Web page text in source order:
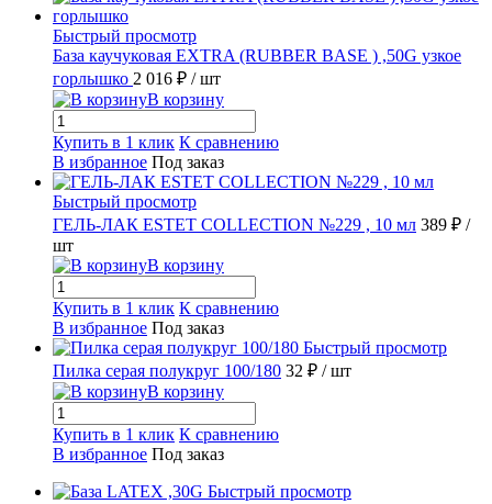
Быстрый просмотр
База каучуковая EXTRA (RUBBER BASE ) ,50G узкое
горлышко 2 016 ₽ / шт
В корзину
Купить в 1 клик К сравнению
В избранное Под заказ
Быстрый просмотр
ГЕЛЬ-ЛАК ESTET COLLECTION №229 , 10 мл 389 ₽ /
шт
В корзину
Купить в 1 клик К сравнению
В избранное Под заказ
Быстрый просмотр
Пилка серая полукруг 100/180 32 ₽ / шт
В корзину
Купить в 1 клик К сравнению
В избранное Под заказ
Быстрый просмотр